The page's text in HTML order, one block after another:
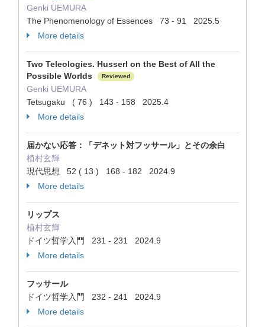
Genki UEMURA
The Phenomenology of Essences 73 - 91 2025.5
More details
Two Teleologies. Husserl on the Best of All the
Possible Worlds
Reviewed
Genki UEMURA
Tetsugaku ( 76 ) 143 - 158 2025.4
More details
届かない応答：「デネット対フッサール」とその余白
植村玄輝
現代思想 52 ( 13 ) 168 - 182 2024.9
More details
リップス
植村玄輝
ドイツ哲学入門 231 - 231 2024.9
More details
フッサール
ドイツ哲学入門 232 - 241 2024.9
More details